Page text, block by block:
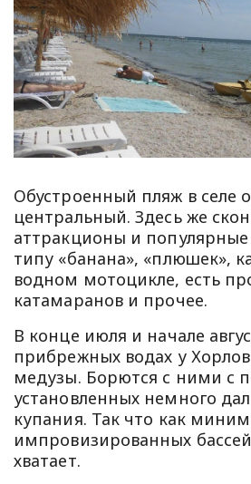
Обустроенный пляж в селе
центральный. Здесь же
аттракционы и популярные
типу «банана», «плюшек»,
водном мотоцикле, есть
катамаранов и прочее.
В конце июля и начале
прибрежных водах у
медузы. Борются с ними с
установленных немного
купания. Так что как
импровизированных
хватает.